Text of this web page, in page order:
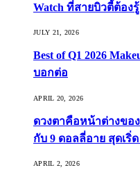
Watch ที่สายบิวตี้ต้อง
JULY 21, 2026
Best of Q1 2026
บอกต่อ
APRIL 20, 2026
ดวงตาคือหน้าต่างขอ
กับ 9 ดอลลี่อาย สุดเริ่
APRIL 2, 2026